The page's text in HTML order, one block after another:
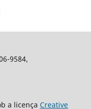
9584,
a licença Creative